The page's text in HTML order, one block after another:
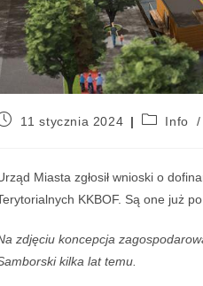
11 stycznia 2024 Info /
Miasta zgłosił wnioski o
KKBOF. Są one już
zdjęciu koncepcja
kilka lat temu.